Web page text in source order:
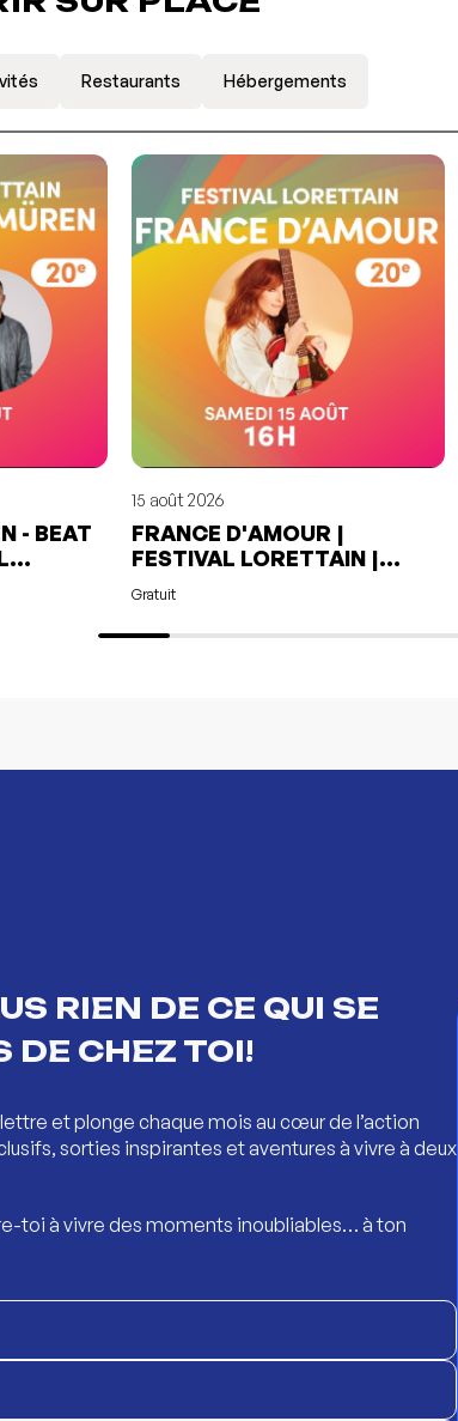
Restaurants Hébergements
- BEAT
15 août 2026
FRANCE D'AMOUR |
FESTIVAL LORETTAIN |
GRATUIT
Gratuit
RIEN DE CE QUI SE
DE CHEZ TOI!
et plonge chaque mois au cœur de l’action
sorties inspirantes et aventures à vivre à deux
toi à vivre des moments inoubliables… à ton